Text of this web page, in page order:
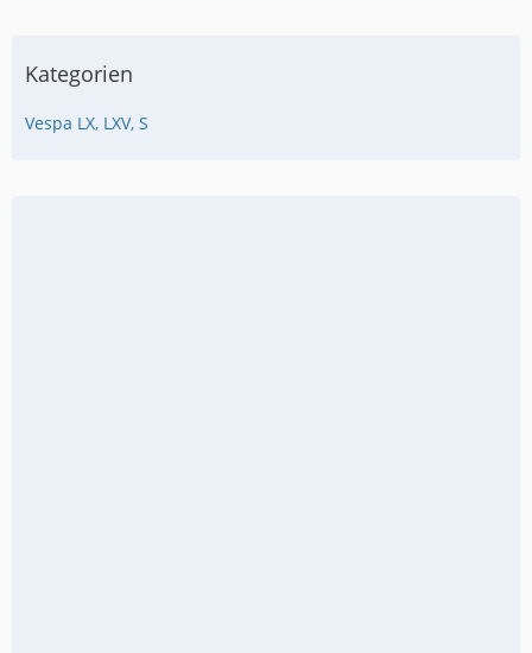
Kategorien
Vespa LX, LXV, S